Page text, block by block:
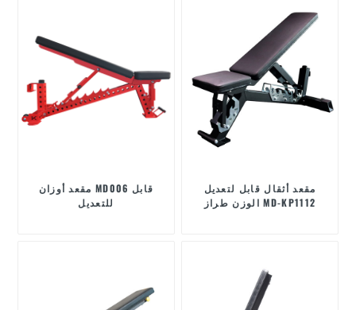
مقعد أوزان MD006 قابل
للتعديل
مقعد أثقال قابل لتعديل
الوزن طراز MD-KP1112